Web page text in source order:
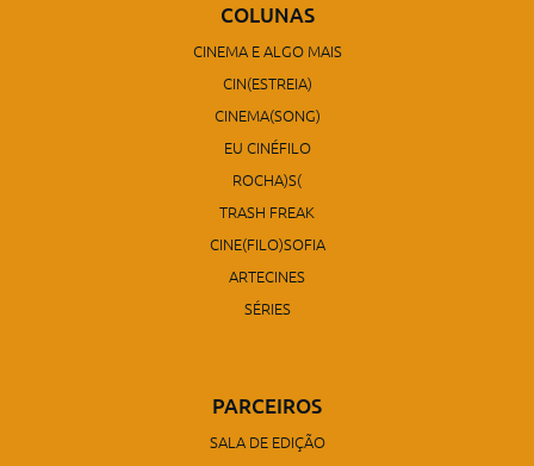
COLUNAS
CINEMA E ALGO MAIS
CIN(ESTREIA)
CINEMA(SONG)
EU CINÉFILO
ROCHA)S(
TRASH FREAK
CINE(FILO)SOFIA
ARTECINES
SÉRIES
PARCEIROS
SALA DE EDIÇÃO